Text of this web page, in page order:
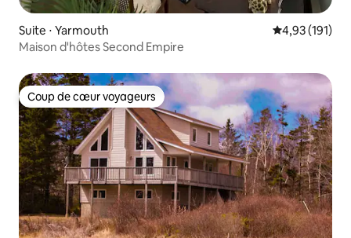
Suite ⋅ Yarmouth Évaluation
4,93 (191)
Maison d'hôtes Second Empire
Coup de cœur voyageurs
Coup de cœur voyageurs